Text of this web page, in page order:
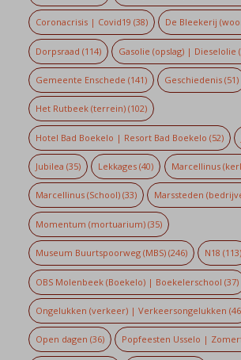
Coronacrisis | Covid19 (38) De Bleekerij
Dorpsraad (114) Gasolie (opslag) | Dieselolie
Gemeente Enschede (141) Geschiedenis (51)
Het Rutbeek (terrein)(102)
Hotel Bad Boekelo | Resort Bad Boekelo (52)
Jubilea (35) Lekkages (40) Marcellinus
Marcellinus (School)(33) Marssteden
Momentum (mortuarium)(35)
Museum Buurtspoorweg (MBS)(246) N18 (113)
OBS Molenbeek (Boekelo) | Boekelerschool (37)
Ongelukken (verkeer) | Verkeersongelukken
Open dagen (36) Popfeesten Usselo |